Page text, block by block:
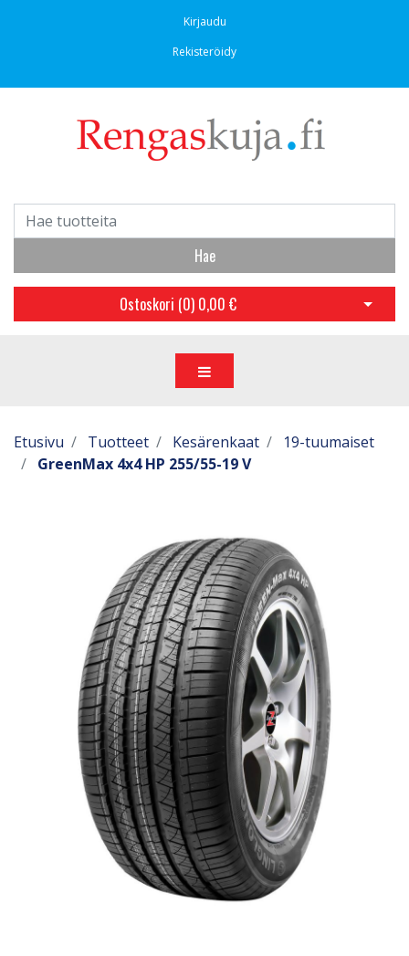
Kirjaudu
Rekisteröidy
Hae
Ostoskori (0) 0,00 € Avaa
Etusivu Tuotteet Kesärenkaat
19-tuumaiset
GreenMax 4x4 HP 255/55-19 V